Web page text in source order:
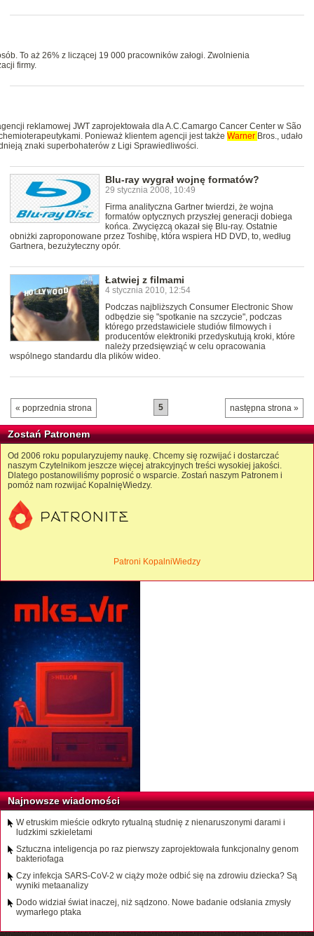
To aż 26% z liczącej 19 000 pracowników załogi. Zwolnienia
firmy.
reklamowej JWT zaprojektowała dla A.C.Camargo Cancer Center w São
Ponieważ klientem agencji jest także Warner Bros., udało
znaki superbohaterów z Ligi Sprawiedliwości.
Blu-ray wygrał wojnę formatów?
29 stycznia 2008, 10:49
Firma analityczna Gartner twierdzi, że wojna
formatów optycznych przyszłej generacji dobiega
końca. Zwycięzcą okazał się Blu-ray. Ostatnie
obniżki zaproponowane przez Toshibę, która wspiera HD DVD, to, według
Gartnera, bezużyteczny opór.
Łatwiej z filmami
4 stycznia 2010, 12:54
Podczas najbliższych Consumer Electronic Show
odbędzie się "spotkanie na szczycie", podczas
którego przedstawiciele studiów filmowych i
producentów elektroniki przedyskutują kroki, które
należy przedsięwziąć w celu opracowania
wspólnego standardu dla plików wideo.
« poprzednia strona następna strona »
5
Zostań Patronem
Od 2006 roku popularyzujemy naukę. Chcemy się rozwijać i dostarczać
naszym Czytelnikom jeszcze więcej atrakcyjnych treści wysokiej jakości.
Dlatego postanowiliśmy poprosić o wsparcie. Zostań naszym Patronem i
pomóż nam rozwijać KopalnięWiedzy.
Patroni KopalniWiedzy
Najnowsze wiadomości
W etruskim mieście odkryto rytualną studnię z nienaruszonymi darami i
ludzkimi szkieletami
Sztuczna inteligencja po raz pierwszy zaprojektowała funkcjonalny genom
bakteriofaga
Czy infekcja SARS-CoV-2 w ciąży może odbić się na zdrowiu dziecka? Są
wyniki metaanalizy
Dodo widział świat inaczej, niż sądzono. Nowe badanie odsłania zmysły
wymarłego ptaka